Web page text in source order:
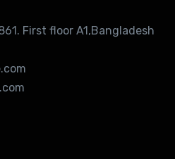
First floor A1,Bangladesh